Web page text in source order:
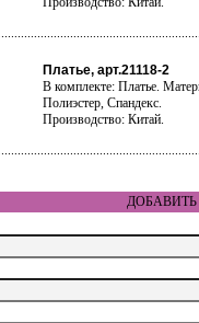
Платье, арт.21118-2
В комплекте: Платье.
Полиэстер, Спандекс.
Производство: Китай.
ДОБАВИТЬ